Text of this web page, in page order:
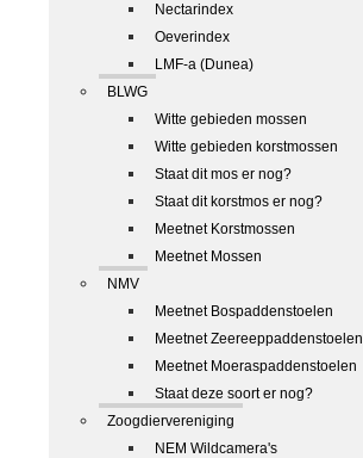
Nectarindex
Oeverindex
LMF-a (Dunea)
BLWG
Witte gebieden mossen
Witte gebieden korstmossen
Staat dit mos er nog?
Staat dit korstmos er nog?
Meetnet Korstmossen
Meetnet Mossen
NMV
Meetnet Bospaddenstoelen
Meetnet Zeereeppaddenstoelen
Meetnet Moeraspaddenstoelen
Staat deze soort er nog?
Zoogdiervereniging
NEM Wildcamera's